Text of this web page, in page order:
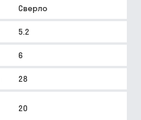
Сверло
5.2
6
28
20